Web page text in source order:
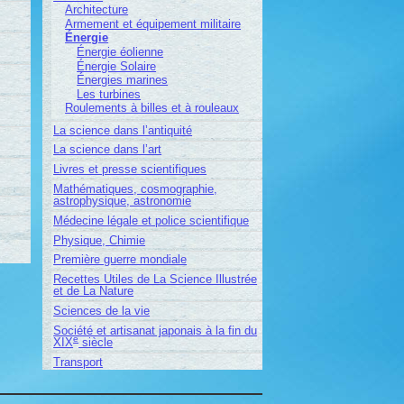
Architecture
Armement et équipement militaire
Énergie
Énergie éolienne
Énergie Solaire
Énergies marines
Les turbines
Roulements à billes et à rouleaux
La science dans l’antiquité
La science dans l’art
Livres et presse scientifiques
Mathématiques, cosmographie,
astrophysique, astronomie
Médecine légale et police scientifique
Physique, Chimie
Première guerre mondiale
Recettes Utiles de La Science Illustrée
et de La Nature
Sciences de la vie
Société et artisanat japonais à la fin du
XIXe siècle
Transport